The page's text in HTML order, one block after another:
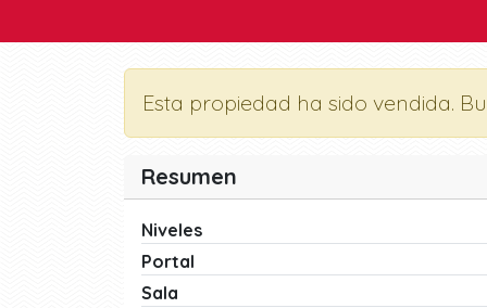
Esta propiedad ha sido vendida.
Resumen
Niveles
Portal
Sala